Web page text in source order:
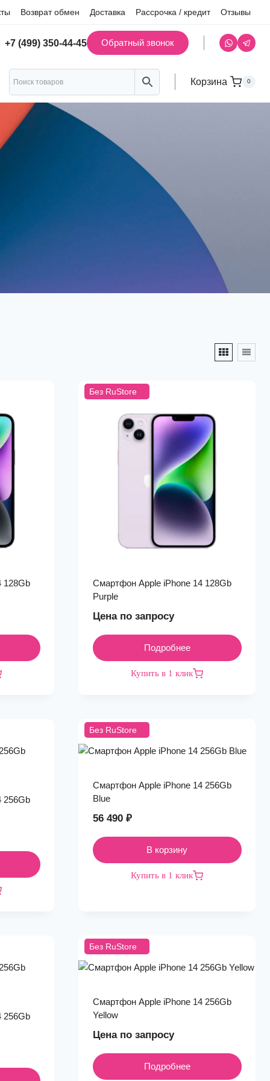
Возврат обмен Доставка Рассрочка / кредит Отзывы
+7 (499) 350-44-45 Обратный звонок
Корзина
0
128Gb
Без RuStore
Смартфон Apple iPhone 14 128Gb
Purple
Цена по запросу
Подробнее
Купить в 1 клик
256Gb
Без RuStore
Смартфон Apple iPhone 14 256Gb
Blue
56 490 ₽
В корзину
Купить в 1 клик
256Gb
Без RuStore
Смартфон Apple iPhone 14 256Gb
Yellow
Цена по запросу
Подробнее